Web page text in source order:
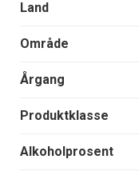
Land
Område
Årgang
Produktklasse
Alkoholprosent